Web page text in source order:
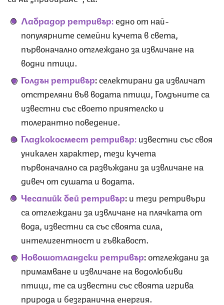
Лабрадор ретривър:едно от най-
популярните семейни кучета в света,
първоначално отглеждано за извличане на
водни птици.
Голдън ретривър:селектирани да извличат
отстреляни във водата птици, Голдъните са
известни със своето приятелско и
толерантно поведение.
Гладкокосмест ретривър:известни със своя
уникален характер, тези кучета
първоначално са развъждани за извличане на
дивеч от сушата и водата.
Чесапийк бей ретривър:и тези ретривъри
са отглеждани за извличане на плячката от
вода, известни са със своята сила,
интелигентност и гъвкавост.
Новошотландски ретривър:отглеждани за
примамване и извличане на водолюбиви
птици, те са известни със своята игрива
природа и безгранична енергия.